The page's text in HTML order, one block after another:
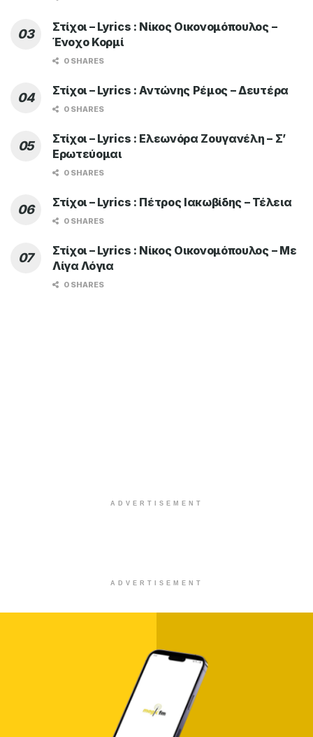
Στίχοι – Lyrics : Νίκος Οικονομόπουλος –
Ένοχο Κορμί
0 SHARES
Στίχοι – Lyrics : Αντώνης Ρέμος – Δευτέρα
0 SHARES
Στίχοι – Lyrics : Ελεωνόρα Ζουγανέλη – Σ’
Ερωτεύομαι
0 SHARES
Στίχοι – Lyrics : Πέτρος Ιακωβίδης – Τέλεια
0 SHARES
Στίχοι – Lyrics : Νίκος Οικονομόπουλος – Με
Λίγα Λόγια
0 SHARES
ADVERTISEMENT
ADVERTISEMENT